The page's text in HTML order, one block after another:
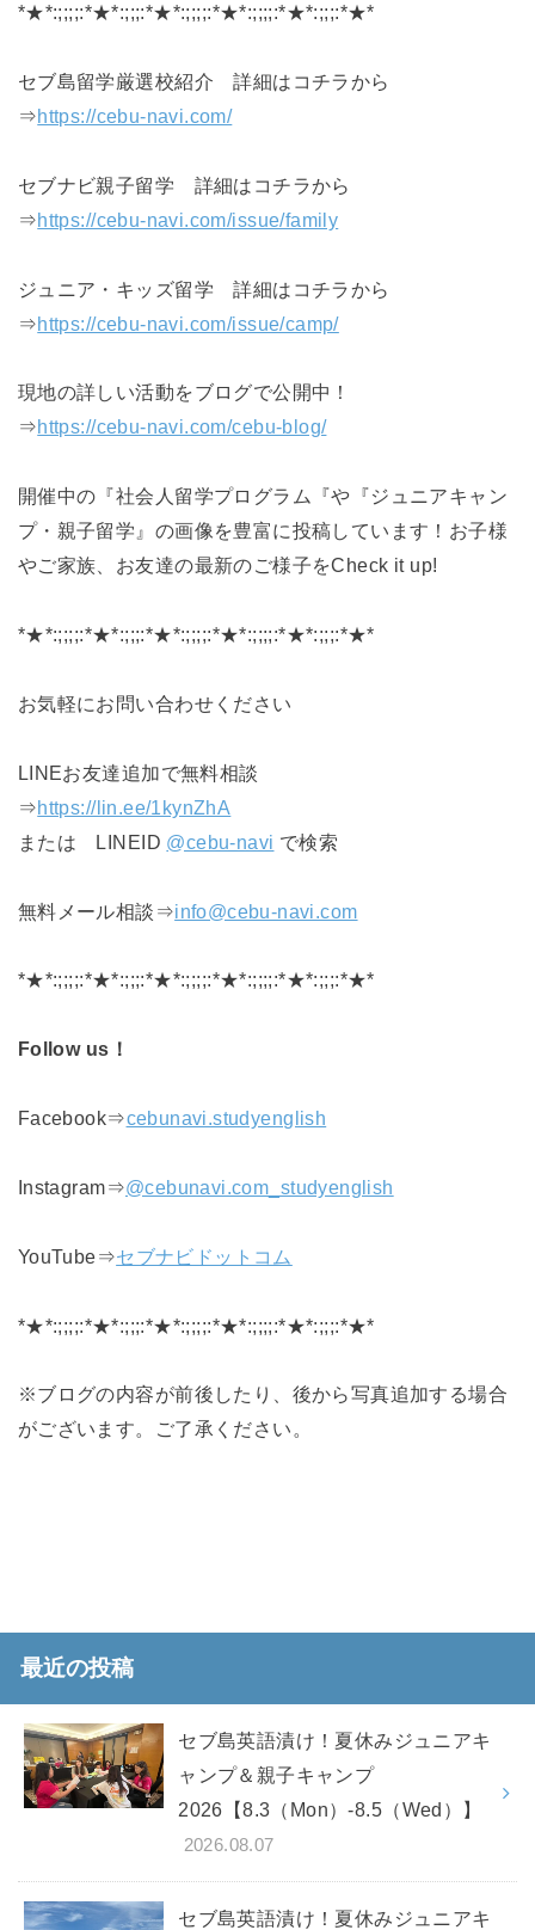
*★*:;;;;:*★*:;;;:*★*:;;;;:*★*:;;;;:*★*:;;;:*★*
セブ島留学厳選校紹介 詳細はコチラから
⇒https://cebu-navi.com/
セブナビ親子留学 詳細はコチラから
⇒https://cebu-navi.com/issue/family
ジュニア・キッズ留学 詳細はコチラから
⇒https://cebu-navi.com/issue/camp/
現地の詳しい活動‍‍‍をブログで公開中！
⇒https://cebu-navi.com/cebu-blog/
開催中の『社会人留学プログラム『や『ジュニアキャン
プ・親子留学』の画像を豊富に投稿しています！お子様
やご家族、お友達の最新のご様子をCheck it up!
*★*:;;;;:*★*:;;;:*★*:;;;;:*★*:;;;;:*★*:;;;:*★*
お気軽にお問い合わせください
LINEお友達追加で無料相談
⇒https://lin.ee/1kynZhA
または LINEID @cebu-navi で検索
無料メール相談⇒info@cebu-navi.com
*★*:;;;;:*★*:;;;:*★*:;;;;:*★*:;;;;:*★*:;;;:*★*
Follow us！
Facebook⇒cebunavi.studyenglish
Instagram⇒@cebunavi.com_studyenglish
YouTube⇒セブナビドットコム
*★*:;;;;:*★*:;;;:*★*:;;;;:*★*:;;;;:*★*:;;;:*★*
※ブログの内容が前後したり、後から写真追加する場合
がございます。ご了承ください。
最近の投稿
セブ島英語漬け！夏休みジュニアキ
ャンプ＆親子キャンプ
2026【8.3（Mon）-8.5（Wed）】
2026.08.07
セブ島英語漬け！夏休みジュニアキ